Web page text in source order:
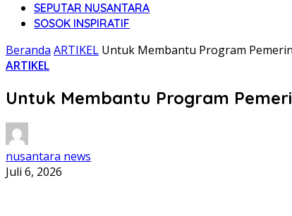
SEPUTAR NUSANTARA
SOSOK INSPIRATIF
Beranda ARTIKEL Untuk Membantu Program
ARTIKEL
Untuk Membantu Program
nusantara news
Juli 6, 2026